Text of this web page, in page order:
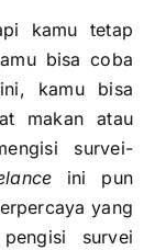
kamu tetap
bisa coba
kamu bisa
makan atau
survei-
ini pun
yang
survei